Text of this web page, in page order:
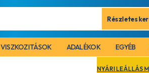
Részletes
VISZKOZITÁSOK ADALÉKOK EGYÉB
NYÁRI LEÁLLÁS MIATT CÉGÜNK